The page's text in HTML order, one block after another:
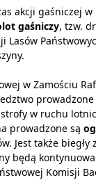
akcji gaśniczej w
gaśniczy, tzw.
Lasów
w Zamościu
w ruchu
prowadzone są
Jest także biegły
będą
Komisji